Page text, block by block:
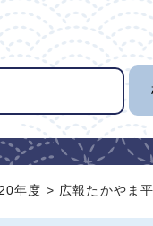
年度 > 広報たかやま